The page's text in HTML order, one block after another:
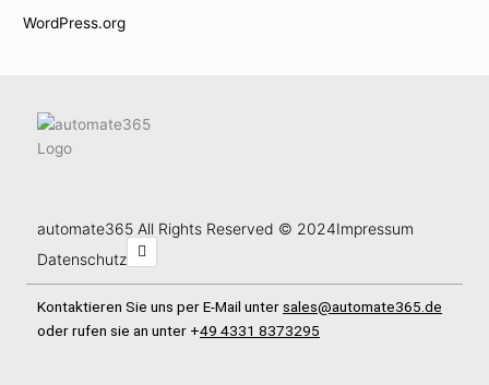
WordPress.org
automate365 All Rights Reserved © 2024Impressum
Datenschutz
L
i
k
e
i
Kontaktieren Sie uns per E-Mail unter sales@automate365.de
oder rufen sie an unter +49 4331 8373295